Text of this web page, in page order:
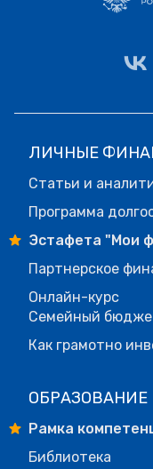
ЛИЧНЫЕ
Статьи и
Программа
Эстафета "Мои
Партнерское
Онлайн-курс
Семейный
Как грамотно
ОБРАЗОВАНИЕ
Рамка
Библиотека